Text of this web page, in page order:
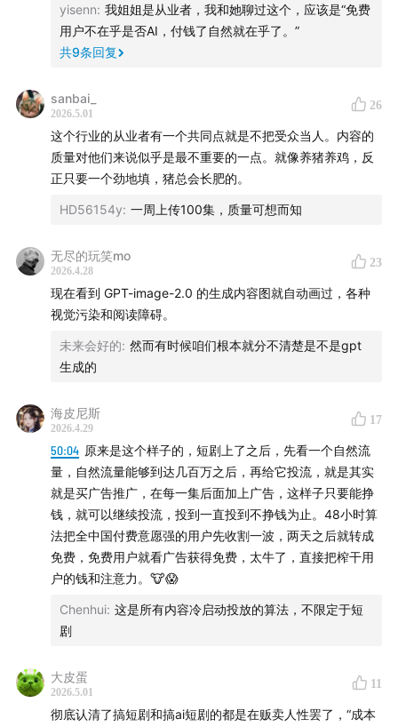
王小书（嘉书冰甜短剧创始人）
徐宏亮（短剧网文行业8年观察者）
庄明浩（「屠龙之术
主播：潘乱（「乱翻书」主理人）
一、AI漫剧的兴起与分类
02:37 红果为什么跑赢了喜马拉雅，它是不是抢了优爱腾
的用户？
yisenn: 我姐姐是从业者，我和她聊过这个，应该是“免费
用户不在乎是否AI，付钱了自然就在乎了。”
共9条回复
sanbai_
2026.5.01
26
这个行业的从业者有一个共同点就是不把受众当人。内容的
质量对他们来说似乎是最不重要的一点。就像养猪养鸡，反
正只要一个劲地填，猪总会长肥的。
HD56154y: 一周上传100集，质量可想而知
无尽的玩笑mo
2026.4.28
23
现在看到 GPT-image-2.0 的生成内容图就自动画过，各种
视觉污染和阅读障碍。
未来会好的: 然而有时候咱们根本就分不清楚是不是gpt
生成的
海皮尼斯
2026.4.29
17
50:04 原来是这个样子的，短剧上了之后，先看一个自然流
量，自然流量能够到达几百万之后，再给它投流，就是其实
就是买广告推广，在每一集后面加上广告，这样子只要能挣
钱，就可以继续投流，投到一直投到不挣钱为止。48小时算
法把全中国付费意愿强的用户先收割一波，两天之后就转成
免费，免费用户就看广告获得免费，太牛了，直接把榨干用
户的钱和注意力。🐮😱
Chenhui: 这是所有内容冷启动投放的算法，不限定于短
剧
大皮蛋
2026.5.01
11
彻底认清了搞短剧和搞ai短剧的都是在贩卖人性罢了，“成本